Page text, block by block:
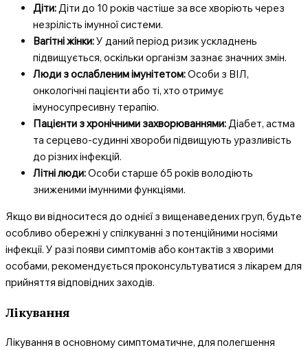
Діти:Діти до 10 років частіше за все хворіють через
незрілість імунної системи.
Вагітні жінки:У даний період ризик ускладнень
підвищується, оскільки організм зазнає значних змін.
Люди з ослабленим імунітетом:Особи з ВІЛ,
онкологічні пацієнти або ті, хто отримує
імуносупресивну терапію.
Пацієнти з хронічними захворюваннями:Діабет, астма
та серцево-судинні хвороби підвищують уразливість
до різних інфекцій.
Літні люди:Особи старше 65 років володіють
зниженими імунними функціями.
Якщо ви відноситеся до однієї з вищенаведених груп, будьте
особливо обережні у спілкуванні з потенційними носіями
інфекції. У разі появи симптомів або контактів з хворими
особами, рекомендується проконсультуватися з лікарем для
прийняття відповідних заходів.
Лікування
Лікування в основному симптоматичне, для полегшення